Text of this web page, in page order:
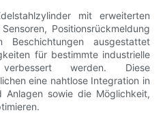
mit erweiterten
Positionsrückmeldung
Beschichtungen ausgestattet
für bestimmte industrielle
werden. Diese
eine nahtlose Integration in
Anlagen sowie die Möglichkeit,